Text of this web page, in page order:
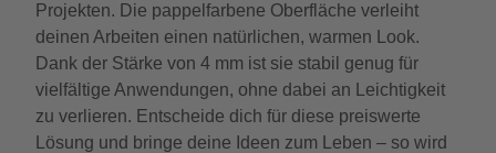
Projekten. Die pappelfarbene Oberfläche verleiht
deinen Arbeiten einen natürlichen, warmen Look.
Dank der Stärke von 4 mm ist sie stabil genug für
vielfältige Anwendungen, ohne dabei an Leichtigkeit
zu verlieren. Entscheide dich für diese preiswerte
Lösung und bringe deine Ideen zum Leben – so wird